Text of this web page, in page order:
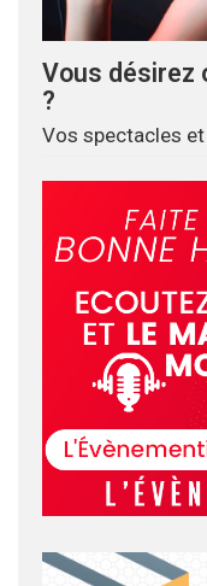
Vous désirez
?
Vos spectacles